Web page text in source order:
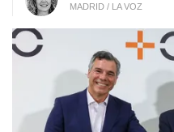
MADRID / LA VOZ